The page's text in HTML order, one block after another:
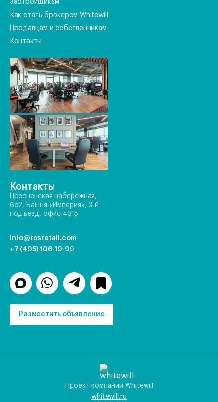
Застройщикам
Как стать брокером Whitewill
Продавцам и собственникам
Контакты
Контакты
Пресненская набережная,
6с2, Башня «Империя», 3-й
подъезд, офис 4315
info@rosretail.com
+7 (495) 106-19-99
Разместить объявление
Проект компании Whitewill
whitewill.ru